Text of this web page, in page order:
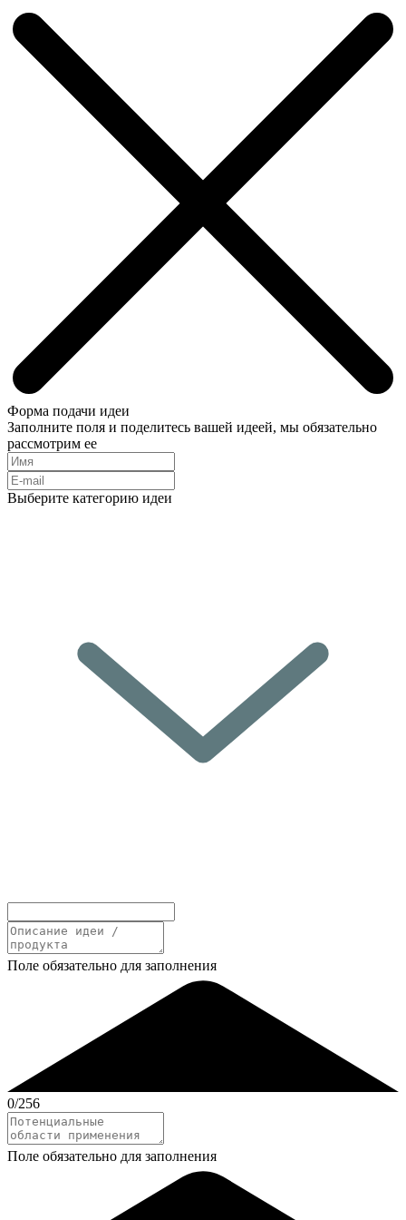
Форма подачи идеи
Заполните поля и поделитесь вашей идеей, мы обязательно
рассмотрим ее
Выберите категорию идеи
Поле обязательно для заполнения
0/256
Поле обязательно для заполнения